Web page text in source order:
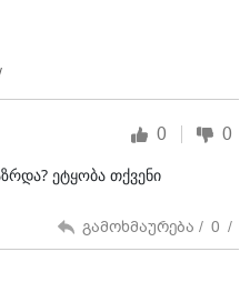
მიერ
შემდგომი
- ხდება 150 ლარი,
0 0
ეტყობა თქვენი
გამოხმაურება / 0 /